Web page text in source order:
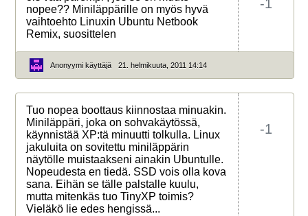
nopee?? Miniläppärille on myös hyvä
vaihtoehto Linuxin Ubuntu Netbook
Remix, suosittelen
-1
Anonyymi käyttäjä 21. helmikuuta, 2011 14:14
Tuo nopea boottaus kiinnostaa minuakin.
Miniläppäri, joka on sohvakäytössä,
käynnistää XP:tä minuutti tolkulla. Linux
jakuluita on sovitettu miniläppärin
näytölle muistaakseni ainakin Ubuntulle.
Nopeudesta en tiedä. SSD vois olla kova
sana. Eihän se tälle palstalle kuulu,
mutta mitenkäs tuo TinyXP toimis?
Vieläkö lie edes hengissä...
-1